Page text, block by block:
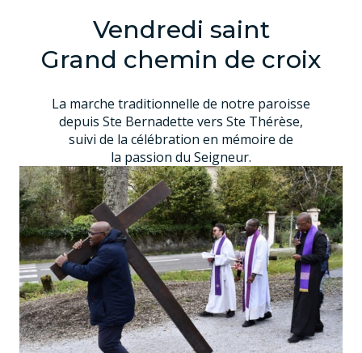
Vendredi saint
Grand chemin de croix
La marche traditionnelle de notre paroisse
depuis Ste Bernadette vers Ste Thérèse,
suivi de la célébration en mémoire de
la passion du Seigneur.